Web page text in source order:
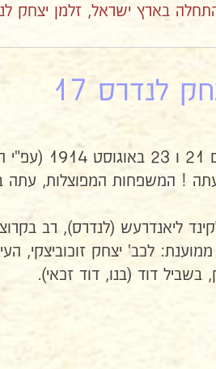
חותמות הדואר
! המשפחות המפוצלות, עתה
ליאנדרעש (לנדרס), רב
ממוענת: לכב' יצחק זוכוביצקי,
בשביל דוד (בנו, דוד זכאי).